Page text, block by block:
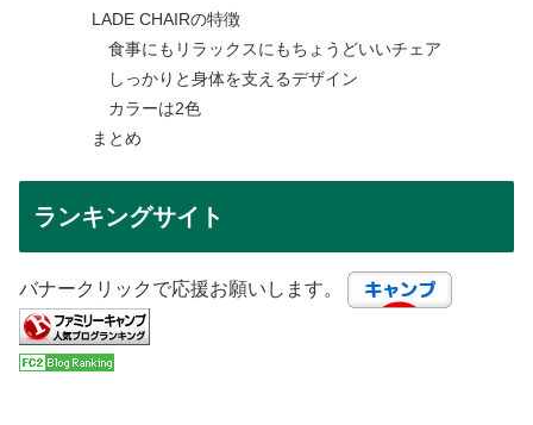
LADE CHAIRの特徴
食事にもリラックスにもちょうどいいチェア
しっかりと身体を支えるデザイン
カラーは2色
まとめ
ランキングサイト
バナークリックで応援お願いします。